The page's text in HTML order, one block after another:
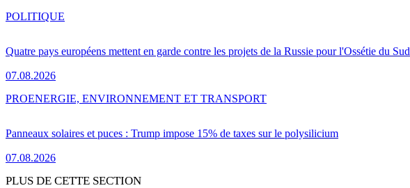
Quatre pays européens mettent en garde contre les projets de la Russie pour l'Ossétie du Sud
07.08.2026
POLITIQUE
Panneaux solaires et puces : Trump impose 15% de taxes sur le polysilicium
07.08.2026
PROENERGIE, ENVIRONNEMENT ET TRANSPORT
PLUS DE CETTE SECTION